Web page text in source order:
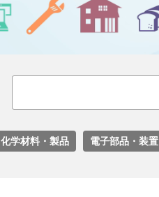
化学材料・製品 電子部品・装置